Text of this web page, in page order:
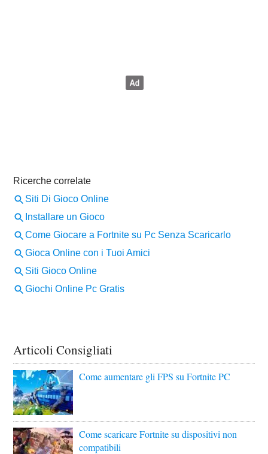
Articoli Consigliati
Come aumentare gli FPS su Fortnite PC
Come scaricare Fortnite su dispositivi non
compatibili